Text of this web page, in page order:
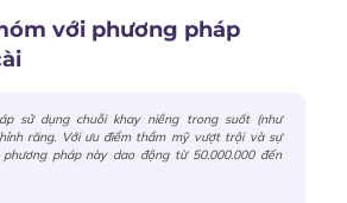
với phương pháp
sử dụng chuỗi khay niềng trong suốt (như
răng. Với ưu điểm thẩm mỹ vượt trội và sự
pháp này dao động từ 50.000.000 đến